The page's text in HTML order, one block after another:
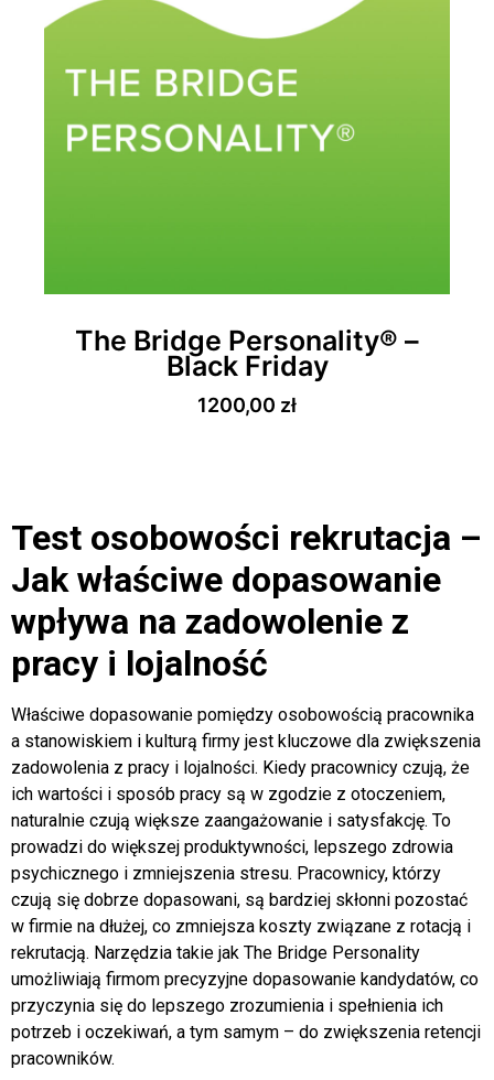
The Bridge Personality® –
Black Friday
1200,00 zł
Test osobowości rekrutacja –
Jak właściwe dopasowanie
wpływa na zadowolenie z
pracy i lojalność
Właściwe dopasowanie pomiędzy osobowością pracownika
a stanowiskiem i kulturą firmy jest kluczowe dla zwiększenia
zadowolenia z pracy i lojalności. Kiedy pracownicy czują, że
ich wartości i sposób pracy są w zgodzie z otoczeniem,
naturalnie czują większe zaangażowanie i satysfakcję. To
prowadzi do większej produktywności, lepszego zdrowia
psychicznego i zmniejszenia stresu. Pracownicy, którzy
czują się dobrze dopasowani, są bardziej skłonni pozostać
w firmie na dłużej, co zmniejsza koszty związane z rotacją i
rekrutacją. Narzędzia takie jak The Bridge Personality
umożliwiają firmom precyzyjne dopasowanie kandydatów, co
przyczynia się do lepszego zrozumienia i spełnienia ich
potrzeb i oczekiwań, a tym samym – do zwiększenia retencji
pracowników.